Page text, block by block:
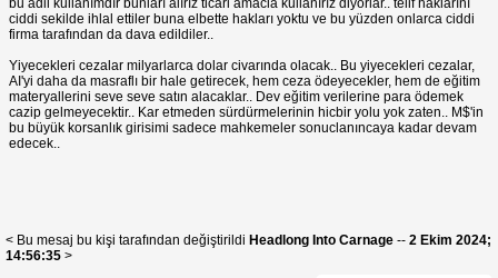
bu adil kullanımdır bunları alırız ticari amacla kullanırız diyorlar.. telif haklarını
ciddi sekilde ihlal ettiler buna elbette hakları yoktu ve bu yüzden onlarca ciddi
firma tarafından da dava edildiler..
Yiyecekleri cezalar milyarlarca dolar civarında olacak.. Bu yiyecekleri cezalar,
AI'yi daha da masraflı bir hale getirecek, hem ceza ödeyecekler, hem de eğitim
materyallerini seve seve satın alacaklar.. Dev eğitim verilerine para ödemek
cazip gelmeyecektir.. Kar etmeden sürdürmelerinin hicbir yolu yok zaten.. M$'in
bu büyük korsanlık girisimi sadece mahkemeler sonuclanıncaya kadar devam
edecek..
< Bu mesaj bu kişi tarafından değiştirildi Headlong Into Carnage -- 2 Ekim 2024;
14:56:35 >